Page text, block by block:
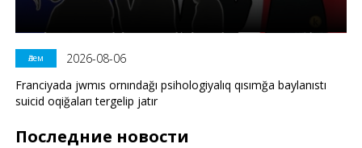
Әлем
2026-08-06
Franciyada jwmıs ornındağı psihologiyalıq qısımğa baylanıstı
suicid oqiğaları tergelip jatır
Последние новости